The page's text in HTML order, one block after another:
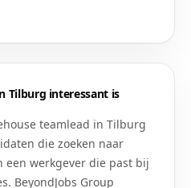
Tilburg interessant is
teamlead in Tilburg
die zoeken naar
werkgever die past bij
BeyondJobs Group